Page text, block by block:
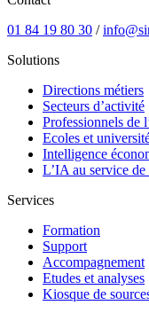
01 84 19 80 30 /
Solutions
Directions métiers
Secteurs d’activité
Professionnels de
Ecoles et
Intelligence
L’IA au service
Services
Formation
Support
Accompagnement
Etudes et analyses
Kiosque de